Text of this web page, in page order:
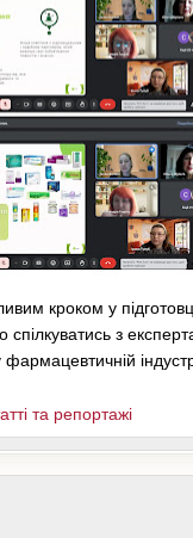
кроком у
з
та репортажі